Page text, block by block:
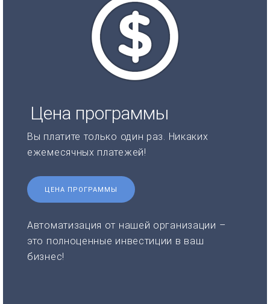
Цена программы
Вы платите только один раз. Никаких
ежемесячных платежей!
ЦЕНА ПРОГРАММЫ
Автоматизация от нашей организации –
это полноценные инвестиции в ваш
бизнес!